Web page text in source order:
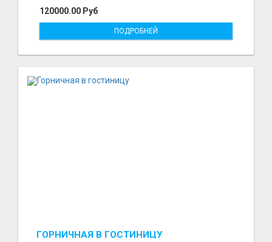
120000.00 Руб
ПОДРОБНЕЙ
ГОРНИЧНАЯ В ГОСТИНИЦУ